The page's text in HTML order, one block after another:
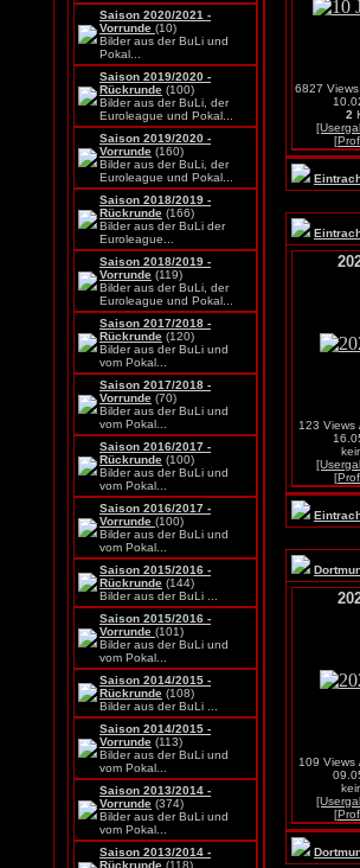
Saison 2020/2021 -
Vorrunde (10)
Bilder aus der BuLi und
Pokal...
Saison 2019/2020 -
Rückrunde (100)
Bilder aus der BuLi, der
Euroleague und Pokal...
Saison 2019/2020 -
Vorrunde (160)
Bilder aus der BuLi, der
Euroleague und Pokal...
Saison 2018/2019 -
Rückrunde (166)
Bilder aus der BuLi der
Euroleague...
Saison 2018/2019 -
Vorrunde (119)
Bilder aus der BuLi, der
Euroleague und Pokal...
Saison 2017/2018 -
Rückrunde (120)
Bilder aus der BuLi und
vom Pokal...
Saison 2017/2018 -
Vorrunde (70)
Bilder aus der BuLi und
vom Pokal...
Saison 2016/2017 -
Rückrunde (100)
Bilder aus der BuLi und
vom Pokal...
Saison 2016/2017 -
Vorrunde (100)
Bilder aus der BuLi und
vom Pokal...
Saison 2015/2016 -
Rückrunde (144)
Bilder aus der BuLi ...
Saison 2015/2016 -
Vorrunde (101)
Bilder aus der BuLi und
vom Pokal...
Saison 2014/2015 -
Rückrunde (108)
Bilder aus der BuLi ...
Saison 2014/2015 -
Vorrunde (113)
Bilder aus der BuLi und
vom Pokal...
Saison 2013/2014 -
Vorrunde (374)
Bilder aus der BuLi und
vom Pokal...
Saison 2013/2014 -
Rückrunde (118)
6827
2
123 Views
109 Views